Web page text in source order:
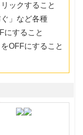
ックすること
」など各種
にすること
OFFにすること